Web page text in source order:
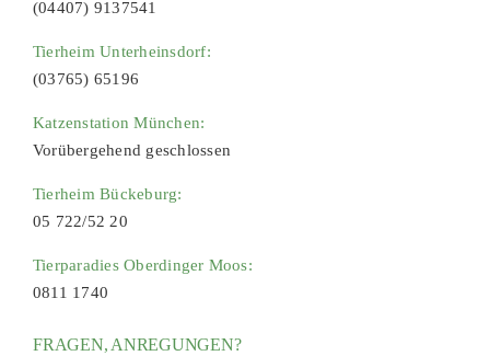
(04407) 9137541
Tierheim Unterheinsdorf:
(03765) 65196
Katzenstation München:
Vorübergehend geschlossen
Tierheim Bückeburg:
05 722/52 20
Tierparadies Oberdinger Moos:
0811 1740
FRAGEN, ANREGUNGEN?